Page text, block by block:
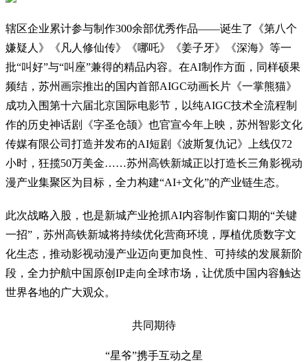
辖区企业累计参与制作300余部优秀作品——诞生了《第八个
嫌疑人》《凡人修仙传》《哪吒》《姜子牙》《深海》等一
批“叫好”与“叫座”兼得的精品内容。在AI制作方面，同样硕果
频结，苏州画宗推出的国内首部AIGC动画长片《一掌熊猫》
成功入围第十六届北京国际电影节，以纯AIGC技术全流程制
作的历史神话剧《字圣仓颉》也官宣今年上映，苏州智影文化
传媒有限公司打造并发布的AI短剧《波斯复仇记》上线仅72
小时，狂揽50万美金……苏州高铁新城正以打造长三角影视动
漫产业集聚区为目标，全力构建“AI+文化”的产业链生态。
此次战略入股，也是新城产业抢抓AI内容制作窗口期的“关键
一招”，苏州高铁新城将持续优化营商环境，厚植优质数字文
化生态，推动影视动漫产业迈向更加良性、可持续的发展新阶
段，全力护航中国原创IP走向全球市场，让优质中国内容触达
世界各地的广大观众。
共同期待
“星爷”携手互动之星